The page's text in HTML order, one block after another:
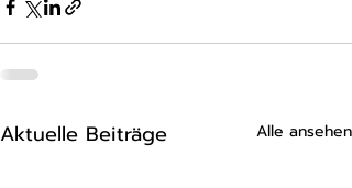
Aktuelle Beiträge Alle ansehen